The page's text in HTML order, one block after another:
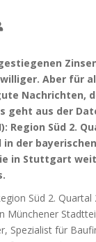
Aber für
Nachrichten,
geht aus der
Region Süd 2.
in der
in Stuttgart
Süd 2.
Münchener
Spezialist für